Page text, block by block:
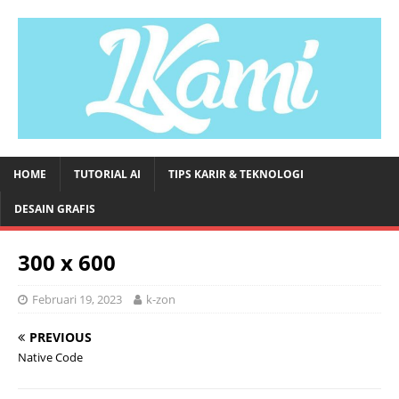
HOME TUTORIAL AI TIPS KARIR & TEKNOLOGI
DESAIN GRAFIS
300 x 600
Februari 19, 2023 k-zon
PREVIOUS
Native Code